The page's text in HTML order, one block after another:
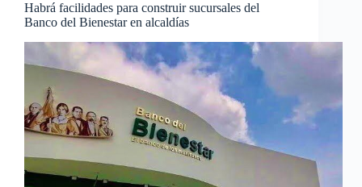
Habrá facilidades para construir sucursales del
Banco del Bienestar en alcaldías